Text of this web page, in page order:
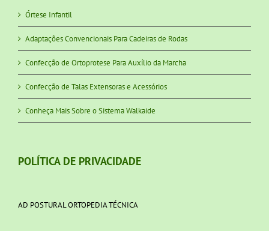
Órtese Infantil
Adaptações Convencionais Para Cadeiras de Rodas
Confecção de Ortoprotese Para Auxílio da Marcha
Confecção de Talas Extensoras e Acessórios
Conheça Mais Sobre o Sistema Walkaide
POLÍTICA DE PRIVACIDADE
AD POSTURAL ORTOPEDIA TÉCNICA